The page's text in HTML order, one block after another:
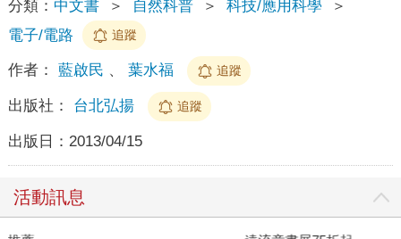
分類： 中文書 ＞ 自然科普 ＞ 科技/應用科學
＞
電子/電路
追蹤
作者： 藍啟民 、 葉水福 追蹤
出版社： 台北弘揚 追蹤
出版日： 2013/04/15
活動訊息